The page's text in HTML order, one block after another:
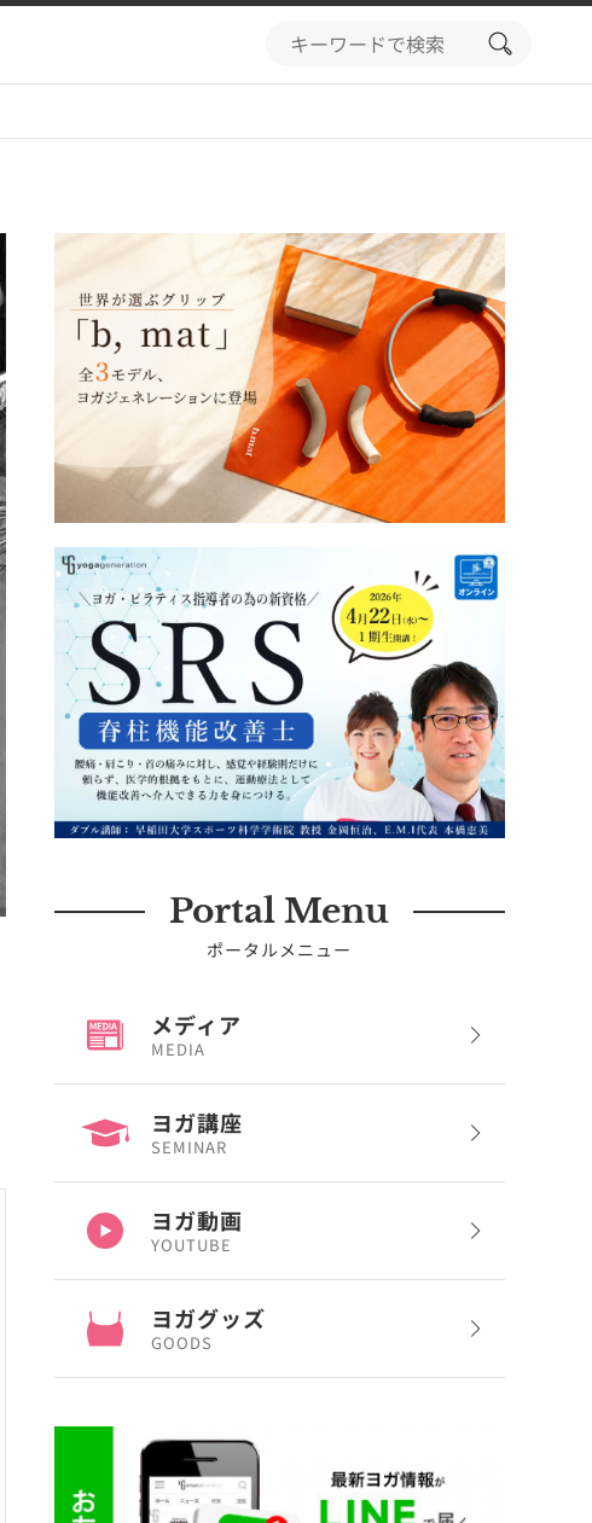
search
Portal Menu
ポータルメニュー
メディア
MEDIA
ヨガ講座
SEMINAR
ヨガ動画
YOUTUBE
ヨガグッズ
GOODS